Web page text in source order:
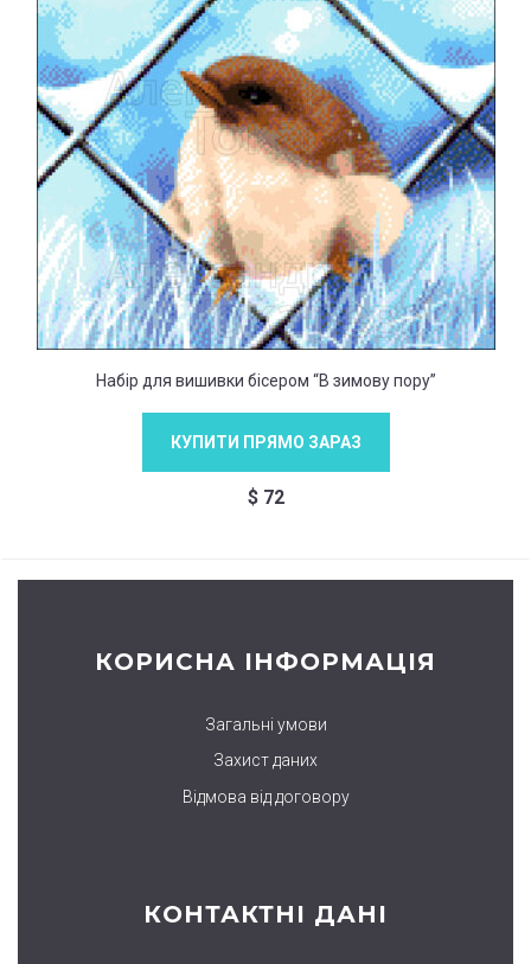
Набір для вишивки бісером “В зимову пору”
КУПИТИ ПРЯМО ЗАРАЗ
$72
КОРИСНА ІНФОРМАЦІЯ
Загальні умови
Захист даних
Відмова від договору
КОНТАКТНІ ДАНІ